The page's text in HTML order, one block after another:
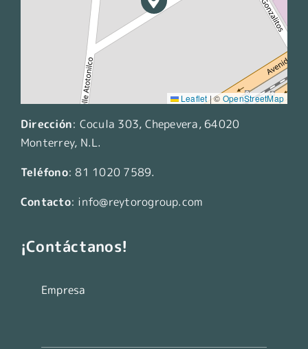
Leaflet |©OpenStreetMap
Dirección: Cocula 303, Chepevera, 64020
Monterrey, N.L.
Teléfono: 81 1020 7589.
Contacto: info@reytorogroup.com
¡Contáctanos!
Empresa